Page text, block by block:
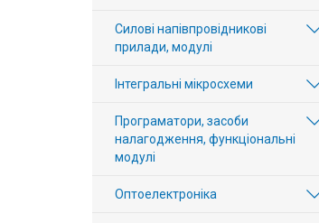
Силові напівпровідникові
прилади, модулі
Інтегральні мікросхеми
Програматори, засоби
налагодження, функціональні
модулі
Оптоелектроніка